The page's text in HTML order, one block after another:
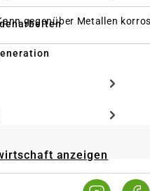
anzeigen
gegenüber Metallen